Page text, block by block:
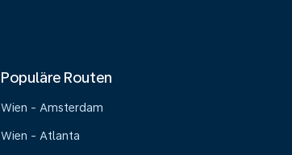
Populäre Routen
Wien - Amsterdam
Wien - Atlanta